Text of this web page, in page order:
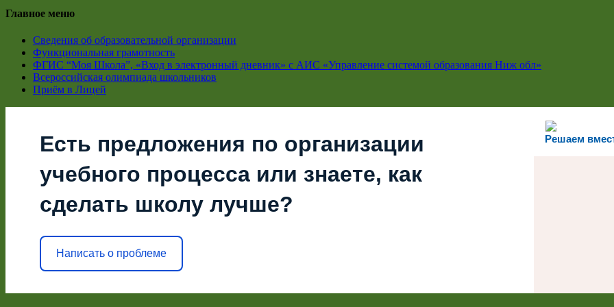
Главное меню
Сведения об образовательной организации
Функциональная грамотность
ФГИС “Моя Школа”, «Вход в электронный дневник» с АИС «Управление системой образования Ниж обл»
Всероссийская олимпиада школьников
Приём в Лицей
Решаем
Есть предложения по организации
учебного процесса или знаете, как
сделать школу лучше?
Написать о проблеме